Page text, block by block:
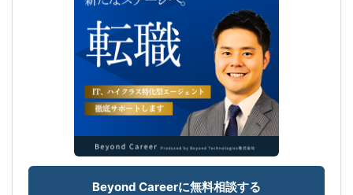
Beyond Careerに無料相談する